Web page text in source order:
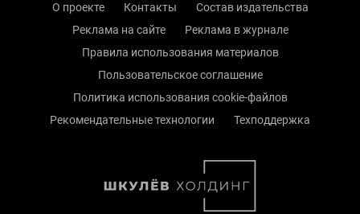
О проекте Контакты
Состав издательства
Реклама на сайте
Реклама в журнале
Правила использования материалов
Пользовательское соглашение
Политика использования cookie-файлов
Рекомендательные технологии
Техподдержка